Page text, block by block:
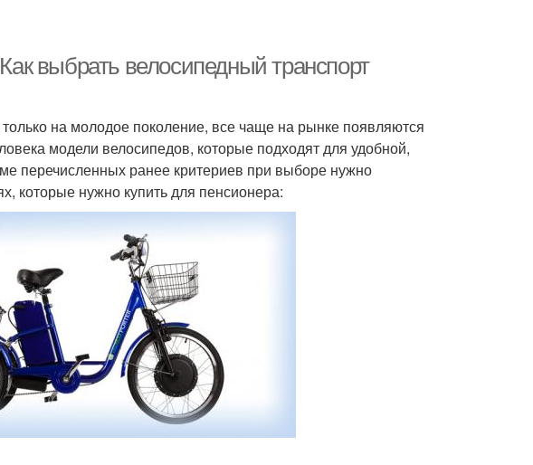
выбрать велосипедный транспорт
на молодое поколение, все чаще на рынке появляются
модели велосипедов, которые подходят для удобной,
перечисленных ранее критериев при выборе нужно
которые нужно купить для пенсионера: